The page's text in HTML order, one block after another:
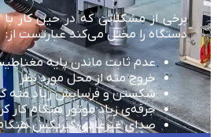
برخی از مشکلاتی که در حین کار
دستگاه را مختل می‌کند عبارتست از:
عدم ثابت ماندن پایه
خروج مته از محل مورد نظر
شکستن و فرسایش زیاد مته
جرقه‌ی زیاد موتور هنگام کار
صدای غیرعادی گیربکس